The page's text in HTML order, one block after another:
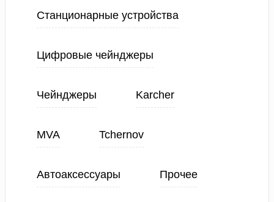
Станционарные устройства
Цифровые чейнджеры
Чейнджеры Karcher
MVA Tchernov
Автоаксессуары Прочее